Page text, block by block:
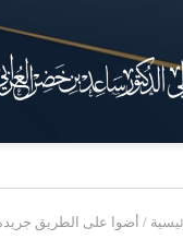
/ أضوا على الطريق